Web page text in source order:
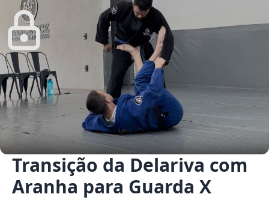
Transição da Delariva com
Aranha para Guarda X